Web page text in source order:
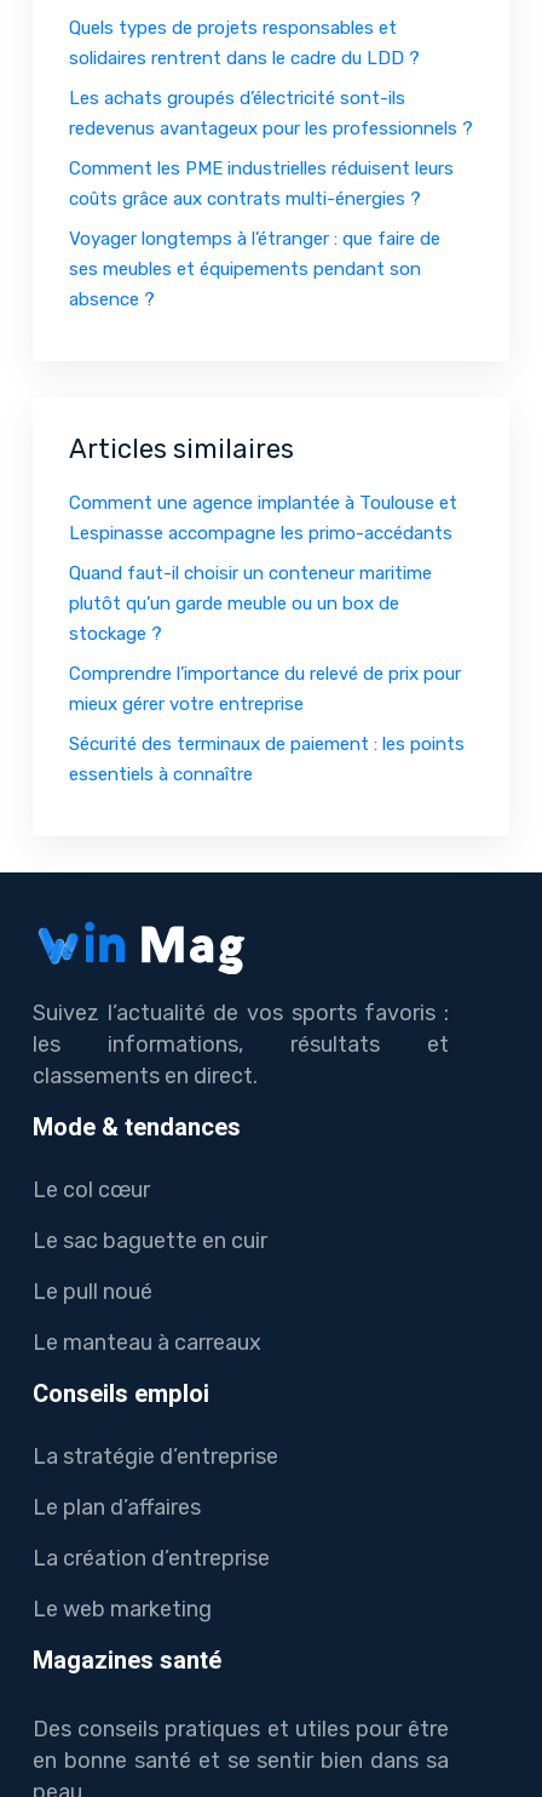
Quels types de projets responsables et
solidaires rentrent dans le cadre du LDD ?
Les achats groupés d’électricité sont-ils
redevenus avantageux pour les professionnels ?
Comment les PME industrielles réduisent leurs
coûts grâce aux contrats multi-énergies ?
Voyager longtemps à l’étranger : que faire de
ses meubles et équipements pendant son
absence ?
Articles similaires
Comment une agence implantée à Toulouse et
Lespinasse accompagne les primo-accédants
Quand faut-il choisir un conteneur maritime
plutôt qu’un garde meuble ou un box de
stockage ?
Comprendre l’importance du relevé de prix pour
mieux gérer votre entreprise
Sécurité des terminaux de paiement : les points
essentiels à connaître
Suivez l’actualité de vos sports favoris :
les informations, résultats et
classements en direct.
Mode & tendances
Le col cœur
Le sac baguette en cuir
Le pull noué
Le manteau à carreaux
Conseils emploi
La stratégie d’entreprise
Le plan d’affaires
La création d’entreprise
Le web marketing
Magazines santé
Des conseils pratiques et utiles pour être
en bonne santé et se sentir bien dans sa